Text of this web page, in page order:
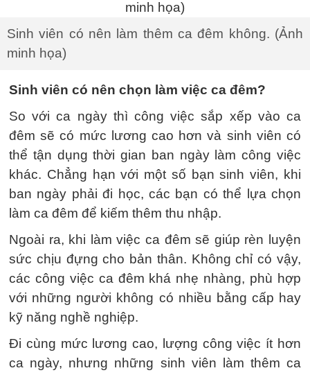
Sinh viên có nên làm thêm ca đêm không. (Ảnh
minh họa)
Sinh viên có nên chọn làm việc ca đêm?
So với ca ngày thì công việc sắp xếp vào ca
đêm sẽ có mức lương cao hơn và sinh viên có
thể tận dụng thời gian ban ngày làm công việc
khác. Chẳng hạn với một số bạn sinh viên, khi
ban ngày phải đi học, các bạn có thể lựa chọn
làm ca đêm để kiếm thêm thu nhập.
Ngoài ra, khi làm việc ca đêm sẽ giúp rèn luyện
sức chịu đựng cho bản thân. Không chỉ có vậy,
các công việc ca đêm khá nhẹ nhàng, phù hợp
với những người không có nhiều bằng cấp hay
kỹ năng nghề nghiệp.
Đi cùng mức lương cao, lượng công việc ít hơn
ca ngày, nhưng những sinh viên làm thêm ca